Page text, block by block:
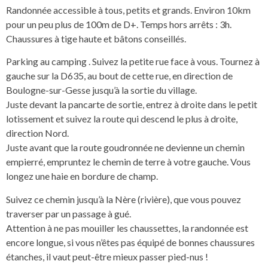
Randonnée accessible à tous, petits et grands. Environ 10km
pour un peu plus de 100m de D+. Temps hors arrêts : 3h.
Chaussures à tige haute et bâtons conseillés.
Parking au camping . Suivez la petite rue face à vous. Tournez à
gauche sur la D635, au bout de cette rue, en direction de
Boulogne-sur-Gesse jusqu’à la sortie du village.
Juste devant la pancarte de sortie, entrez à droite dans le petit
lotissement et suivez la route qui descend le plus à droite,
direction Nord.
Juste avant que la route goudronnée ne devienne un chemin
empierré, empruntez le chemin de terre à votre gauche. Vous
longez une haie en bordure de champ.
Suivez ce chemin jusqu’à la Nère (rivière), que vous pouvez
traverser par un passage à gué.
Attention à ne pas mouiller les chaussettes, la randonnée est
encore longue, si vous n’êtes pas équipé de bonnes chaussures
étanches, il vaut peut-être mieux passer pied-nus !